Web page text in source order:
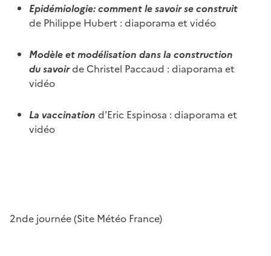
Epidémiologie: comment le savoir se construit
de Philippe Hubert : diaporama et vidéo
Modèle et modélisation dans la construction
du savoirde Christel Paccaud : diaporama et
vidéo
La vaccination d'Eric Espinosa : diaporama et
vidéo
2nde journée (Site Météo France)